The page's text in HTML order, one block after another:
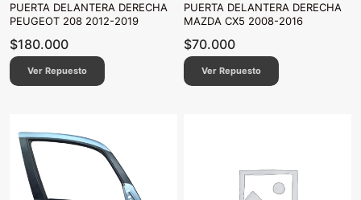
PUERTA DELANTERA DERECHA
PEUGEOT 208 2012-2019
$180.000
Ver Repuesto
PUERTA DELANTERA DERECHA
MAZDA CX5 2008-2016
$70.000
Ver Repuesto